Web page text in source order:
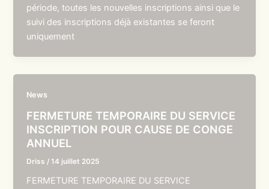
période, toutes les nouvelles inscriptions ainsi que le
suivi des inscriptions déjà existantes se feront
uniquement
News
FERMETURE TEMPORAIRE DU SERVICE
INSCRIPTION POUR CAUSE DE CONGE
ANNUEL
Driss /14 juillet 2025
FERMETURE TEMPORAIRE DU SERVICE